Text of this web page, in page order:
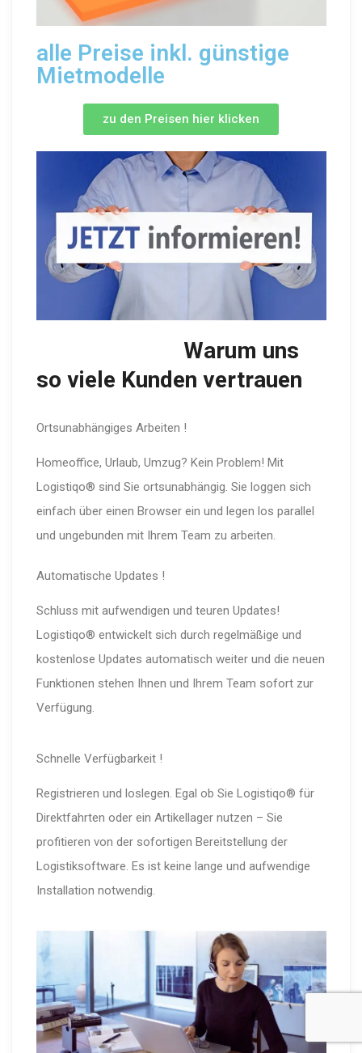
alle Preise inkl. günstige
Mietmodelle
zu den Preisen hier klicken
Warum uns
so viele Kunden vertrauen
Ortsunabhängiges Arbeiten !
Homeoffice, Urlaub, Umzug? Kein Problem! Mit
Logistiqo® sind Sie ortsunabhängig. Sie loggen sich
einfach über einen Browser ein und legen los parallel
und ungebunden mit Ihrem Team zu arbeiten.
Automatische Updates !
Schluss mit aufwendigen und teuren Updates!
Logistiqo® entwickelt sich durch regelmäßige und
kostenlose Updates automatisch weiter und die neuen
Funktionen stehen Ihnen und Ihrem Team sofort zur
Verfügung.
Schnelle Verfügbarkeit !
Registrieren und loslegen. Egal ob Sie Logistiqo® für
Direktfahrten oder ein Artikellager nutzen – Sie
profitieren von der sofortigen Bereitstellung der
Logistiksoftware. Es ist keine lange und aufwendige
Installation notwendig.